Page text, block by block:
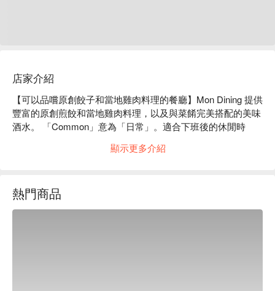
店家介紹
【可以品嚐原創餃子和當地雞肉料理的餐廳】Mon Dining 提供
豐富的原創煎餃和當地雞肉料理，以及與菜餚完美搭配的美味
酒水。 「Common」意為「日常」。適合下班後的休閒時
Mon Dining，是希望它能成為一個隨時可以光顧的地方。
顯示更多介紹
熱門商品